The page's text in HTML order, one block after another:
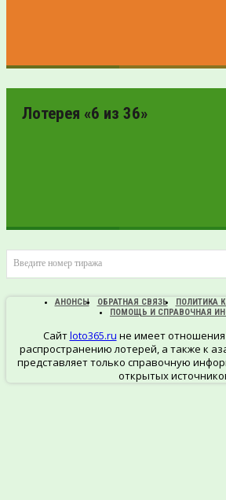
ПРОВЕРИТЬ
БИЛЕТ
Лотерея «6 из 36»
ПРОВЕРИТЬ
БИЛЕТ
Введите номер тиража
АНОНСЫ ОБРАТНАЯ СВЯЗЬ
ПОЛИТИКА
ПОМОЩЬ И СПРАВОЧНАЯ
Сайтloto365.ru не имеет
распространению лотерей, а также к
представляет только справочную
открытых